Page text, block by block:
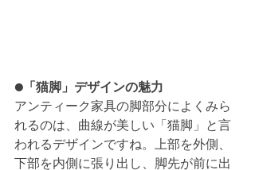
●「猫脚」デザインの魅力
アンティーク家具の脚部分によくみら
れるのは、曲線が美しい「猫脚」と言
われるデザインですね。上部を外側、
下部を内側に張り出し、脚先が前に出